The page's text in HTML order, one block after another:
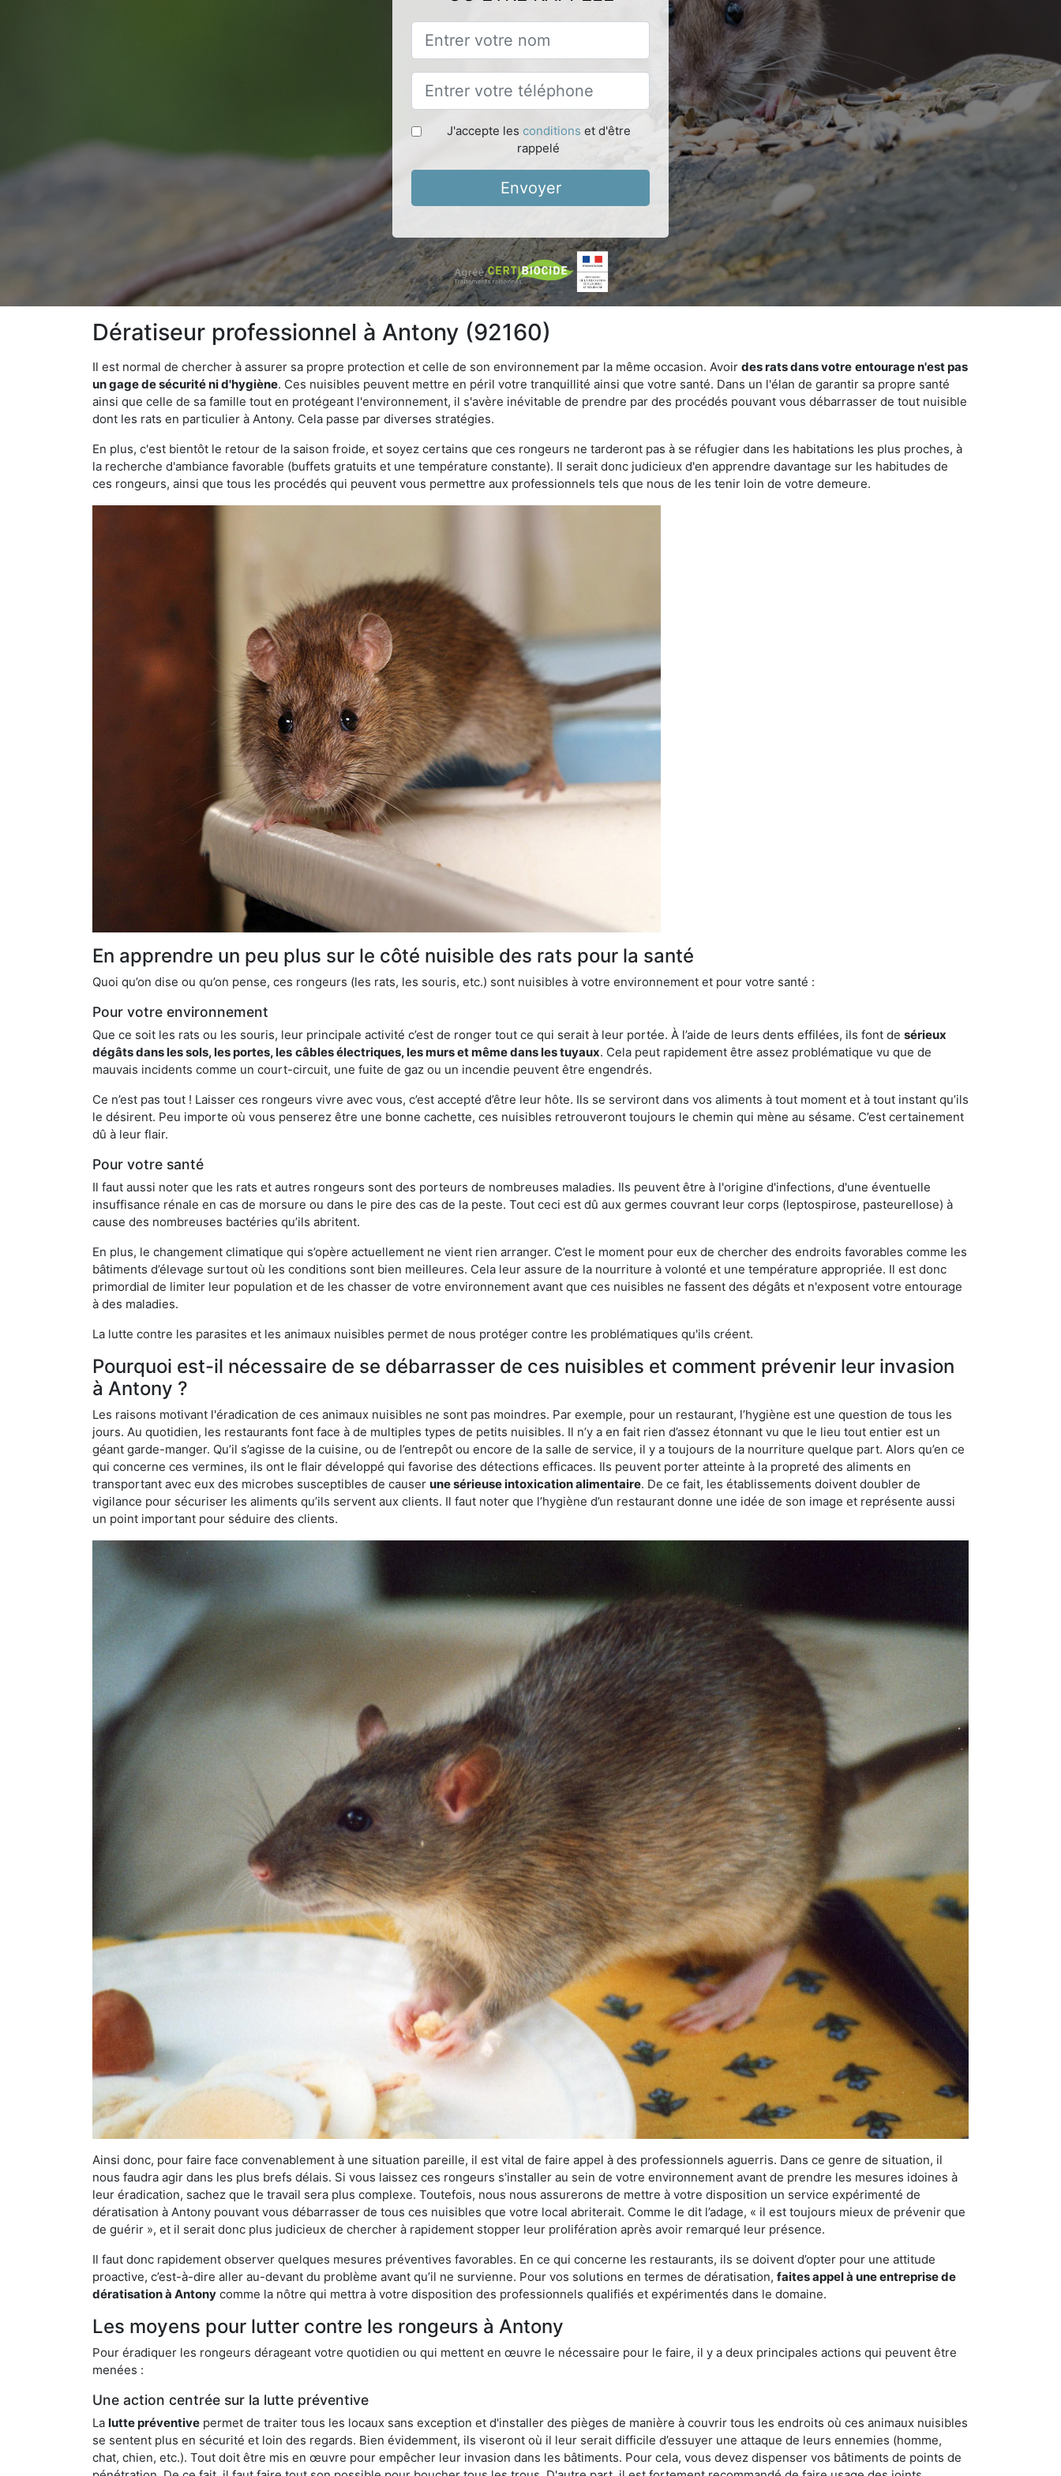
J'accepte les conditions et d'être
rappelé
Envoyer
Dératiseur professionnel à Antony (92160)
Il est normal de chercher à assurer sa propre protection et celle de son environnement par la même occasion. Avoir des rats dans votre entourage n'est pas
un gage de sécurité ni d'hygiène. Ces nuisibles peuvent mettre en péril votre tranquillité ainsi que votre santé. Dans un l'élan de garantir sa propre santé
ainsi que celle de sa famille tout en protégeant l'environnement, il s'avère inévitable de prendre par des procédés pouvant vous débarrasser de tout nuisible
dont les rats en particulier à Antony. Cela passe par diverses stratégies.
En plus, c'est bientôt le retour de la saison froide, et soyez certains que ces rongeurs ne tarderont pas à se réfugier dans les habitations les plus proches, à
la recherche d'ambiance favorable (buffets gratuits et une température constante). Il serait donc judicieux d'en apprendre davantage sur les habitudes de
ces rongeurs, ainsi que tous les procédés qui peuvent vous permettre aux professionnels tels que nous de les tenir loin de votre demeure.
En apprendre un peu plus sur le côté nuisible des rats pour la santé
Quoi qu’on dise ou qu’on pense, ces rongeurs (les rats, les souris, etc.) sont nuisibles à votre environnement et pour votre santé :
Pour votre environnement
Que ce soit les rats ou les souris, leur principale activité c’est de ronger tout ce qui serait à leur portée. À l’aide de leurs dents effilées, ils font de sérieux
dégâts dans les sols, les portes, les câbles électriques, les murs et même dans les tuyaux. Cela peut rapidement être assez problématique vu que de
mauvais incidents comme un court-circuit, une fuite de gaz ou un incendie peuvent être engendrés.
Ce n’est pas tout ! Laisser ces rongeurs vivre avec vous, c’est accepté d’être leur hôte. Ils se serviront dans vos aliments à tout moment et à tout instant qu’ils
le désirent. Peu importe où vous penserez être une bonne cachette, ces nuisibles retrouveront toujours le chemin qui mène au sésame. C’est certainement
dû à leur flair.
Pour votre santé
Il faut aussi noter que les rats et autres rongeurs sont des porteurs de nombreuses maladies. Ils peuvent être à l'origine d'infections, d'une éventuelle
insuffisance rénale en cas de morsure ou dans le pire des cas de la peste. Tout ceci est dû aux germes couvrant leur corps (leptospirose, pasteurellose) à
cause des nombreuses bactéries qu’ils abritent.
En plus, le changement climatique qui s’opère actuellement ne vient rien arranger. C’est le moment pour eux de chercher des endroits favorables comme les
bâtiments d’élevage surtout où les conditions sont bien meilleures. Cela leur assure de la nourriture à volonté et une température appropriée. Il est donc
primordial de limiter leur population et de les chasser de votre environnement avant que ces nuisibles ne fassent des dégâts et n'exposent votre entourage
à des maladies.
La lutte contre les parasites et les animaux nuisibles permet de nous protéger contre les problématiques qu'ils créent.
Pourquoi est-il nécessaire de se débarrasser de ces nuisibles et comment prévenir leur invasion
à Antony ?
Les raisons motivant l'éradication de ces animaux nuisibles ne sont pas moindres. Par exemple, pour un restaurant, l’hygiène est une question de tous les
jours. Au quotidien, les restaurants font face à de multiples types de petits nuisibles. Il n’y a en fait rien d’assez étonnant vu que le lieu tout entier est un
géant garde-manger. Qu’il s’agisse de la cuisine, ou de l’entrepôt ou encore de la salle de service, il y a toujours de la nourriture quelque part. Alors qu’en ce
qui concerne ces vermines, ils ont le flair développé qui favorise des détections efficaces. Ils peuvent porter atteinte à la propreté des aliments en
transportant avec eux des microbes susceptibles de causer une sérieuse intoxication alimentaire. De ce fait, les établissements doivent doubler de
vigilance pour sécuriser les aliments qu’ils servent aux clients. Il faut noter que l’hygiène d’un restaurant donne une idée de son image et représente aussi
un point important pour séduire des clients.
Ainsi donc, pour faire face convenablement à une situation pareille, il est vital de faire appel à des professionnels aguerris. Dans ce genre de situation, il
nous faudra agir dans les plus brefs délais. Si vous laissez ces rongeurs s'installer au sein de votre environnement avant de prendre les mesures idoines à
leur éradication, sachez que le travail sera plus complexe. Toutefois, nous nous assurerons de mettre à votre disposition un service expérimenté de
dératisation à Antony pouvant vous débarrasser de tous ces nuisibles que votre local abriterait. Comme le dit l’adage, « il est toujours mieux de prévenir que
de guérir », et il serait donc plus judicieux de chercher à rapidement stopper leur prolifération après avoir remarqué leur présence.
Il faut donc rapidement observer quelques mesures préventives favorables. En ce qui concerne les restaurants, ils se doivent d’opter pour une attitude
proactive, c’est-à-dire aller au-devant du problème avant qu’il ne survienne. Pour vos solutions en termes de dératisation, faites appel à une entreprise de
dératisation à Antony comme la nôtre qui mettra à votre disposition des professionnels qualifiés et expérimentés dans le domaine.
Les moyens pour lutter contre les rongeurs à Antony
Pour éradiquer les rongeurs dérageant votre quotidien ou qui mettent en œuvre le nécessaire pour le faire, il y a deux principales actions qui peuvent être
menées :
Une action centrée sur la lutte préventive
La lutte préventive permet de traiter tous les locaux sans exception et d'installer des pièges de manière à couvrir tous les endroits où ces animaux nuisibles
se sentent plus en sécurité et loin des regards. Bien évidemment, ils viseront où il leur serait difficile d’essuyer une attaque de leurs ennemies (homme,
chat, chien, etc.). Tout doit être mis en œuvre pour empêcher leur invasion dans les bâtiments. Pour cela, vous devez dispenser vos bâtiments de points de